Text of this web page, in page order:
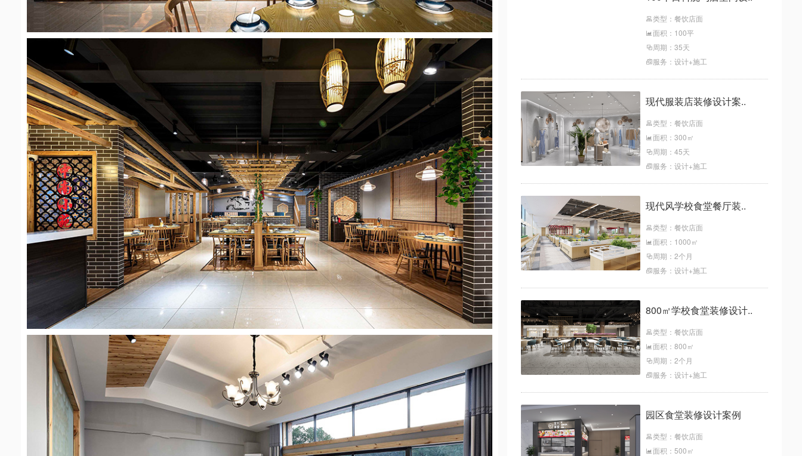
类型：餐饮店面
面积：100平
周期：35天
服务：设计+施工
现代服装店装修设计案..
类型：餐饮店面
面积：300㎡
周期：45天
服务：设计+施工
现代风学校食堂餐厅装..
类型：餐饮店面
面积：1000㎡
周期：2个月
服务：设计+施工
800㎡学校食堂装修设计..
类型：餐饮店面
面积：800㎡
周期：2个月
服务：设计+施工
园区食堂装修设计案例
类型：餐饮店面
面积：500㎡